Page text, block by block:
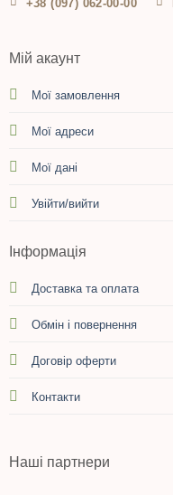
+38 (097) 062-00-00
Мій акаунт
Мої замовлення
Мої адреси
Мої дані
Увійти/вийти
Інформація
Доставка та оплата
Обмін і повернення
Договір оферти
Контакти
Наші партнери